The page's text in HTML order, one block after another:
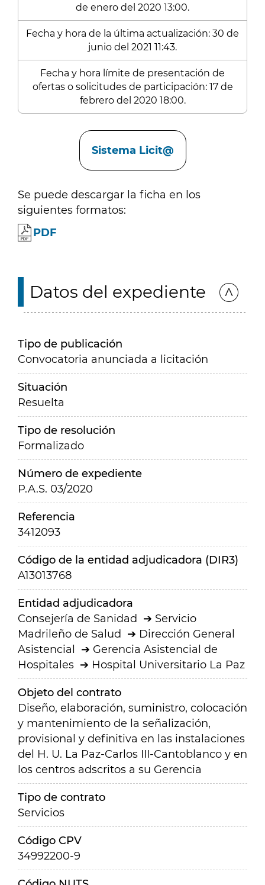
de enero del 2020 13:00.
Fecha y hora de la última actualización: 30 de
junio del 2021 11:43.
Fecha y hora límite de presentación de
ofertas o solicitudes de participación: 17 de
febrero del 2020 18:00.
Sistema Licit@
Se puede descargar la ficha en los
siguientes formatos:
PDF
Datos del expediente
Tipo de publicación
Convocatoria anunciada a licitación
Situación
Resuelta
Tipo de resolución
Formalizado
Número de expediente
P.A.S. 03/2020
Referencia
3412093
Código de la entidad adjudicadora (DIR3)
A13013768
Entidad adjudicadora
Consejería de Sanidad
Servicio
Madrileño de Salud
Dirección General
Asistencial
Gerencia Asistencial de
Hospitales
Hospital Universitario La Paz
Objeto del contrato
Diseño, elaboración, suministro, colocación
y mantenimiento de la señalización,
provisional y definitiva en las instalaciones
del H. U. La Paz-Carlos III-Cantoblanco y en
los centros adscritos a su Gerencia
Tipo de contrato
Servicios
Código CPV
34992200-9